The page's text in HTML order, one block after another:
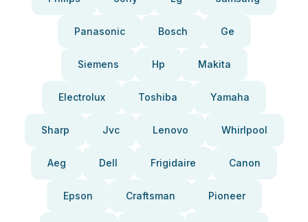
Panasonic Bosch Ge
Siemens Hp Makita
Electrolux Toshiba Yamaha
Sharp Jvc Lenovo Whirlpool
Aeg Dell Frigidaire Canon
Epson Craftsman Pioneer